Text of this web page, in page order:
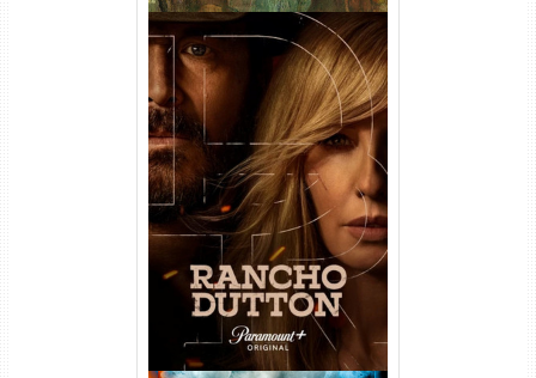
Rancho Dutton 1ª
Temporada Torrent (2026)
WEB-DL 1080p Dual Áudio